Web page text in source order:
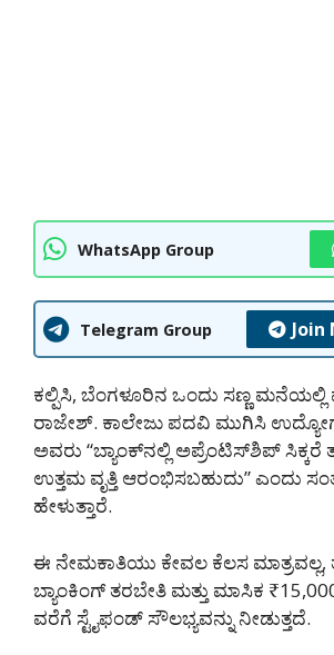
WhatsApp Group
Telegram Group Join
ಕಲ್ಪಿಸಿ, ಬೆಂಗಳೂರಿನ ಒಂದು ಸಣ್ಣ ಮನೆಯಲ್ಲಿ
ರಾಜೇಶ್. ಕಾಲೇಜು ಪದವಿ ಮುಗಿಸಿ ಉದ್ಯೋಗ
ಅವರು “ಬ್ಯಾಂಕ್‌ನಲ್ಲಿ ಅಪ್ರೆಂಟಿಸ್‌ಶಿಪ್ ಸಿಕ್ಕರೆ
ಉತ್ತಮ ವೃತ್ತಿ ಆರಂಭಿಸಬಹುದು” ಎಂದು
ಹೇಳುತ್ತಾರೆ.
ಈ ನೇಮಕಾತಿಯು ಕೇವಲ ಕೆಲಸ ಮಾತ್ರವಲ್ಲ,
ಬ್ಯಾಂಕಿಂಗ್ ತರಬೇತಿ ಮತ್ತು ಮಾಸಿಕ
ವರೆಗೆ ಸ್ಟೈಫಂಡ್ ಸೌಲಭ್ಯವನ್ನು ನೀಡುತ್ತದೆ.